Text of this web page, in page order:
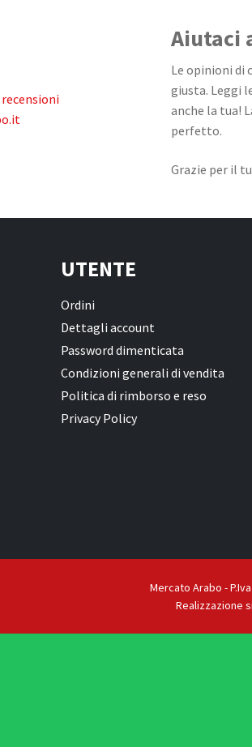
Aiutaci
Le opinioni di
giusta. Leggi
anche la tua!
perfetto.
Grazie per il
UTENTE
Ordini
Dettagli account
Password dimenticata
Condizioni generali di vendita
Politica di rimborso e reso
Privacy Policy
Mercato Arabo -
Realizzazione